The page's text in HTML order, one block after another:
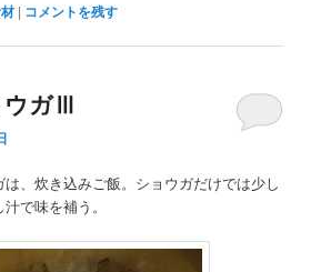
| コメントを残す
ウガⅢ
、炊き込みご飯。ショウガだけでは少し
で味を補う。